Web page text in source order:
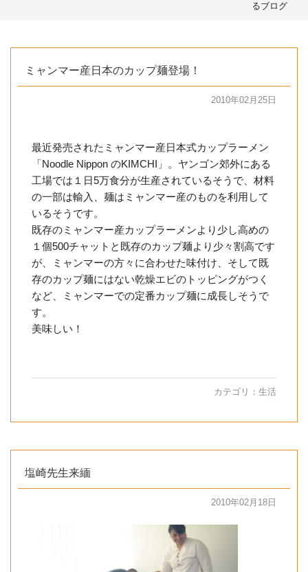
るブログ
ミャンマー産日本のカップ麺登場！
2010年02月25日
最近発売されたミャンマー産日本式カップラーメン
「Noodle Nippon のKIMCHI」。ヤンゴン郊外にある
工場では１日5万食分が生産されているそうで、材料
の一部は輸入、麺はミャンマー産のものを利用して
いるそうです。
既存のミャンマー産カップラーメンより少し高めの
１個500チャットと既存のカップ麺より少々割高です
が、ミャンマーの方々に合わせた味付け、そして既
存のカップ麺にはない乾燥エビのトッピングがつく
など、ミャンマーでの定番カップ麺に成長しそうで
す。
美味しい！
カテゴリ： 生活
塩崎先生来緬
2010年02月18日